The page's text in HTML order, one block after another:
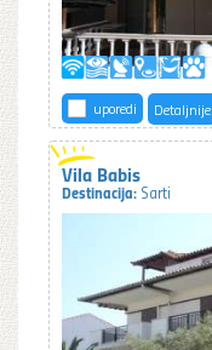
uporedi Detaljnije
Vila Babis
Destinacija: Sarti